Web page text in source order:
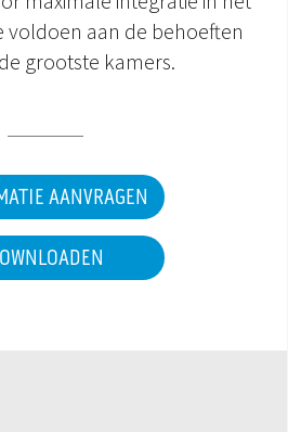
voldoen aan de behoeften
grootste kamers.
AANVRAGEN